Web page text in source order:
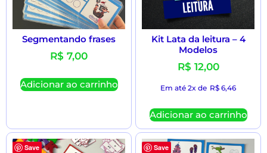
Segmentando frases
R$ 7,00
Adicionar ao carrinho
Kit Lata da leitura – 4
Modelos
R$ 12,00
Em até 2x de R$ 6,46
Adicionar ao carrinho
Save Save